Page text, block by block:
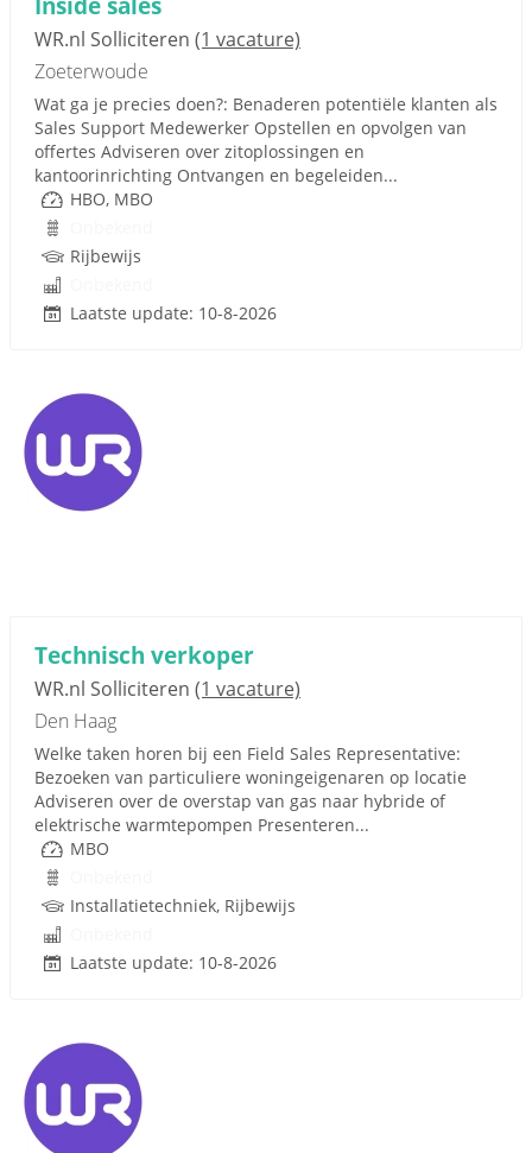
WR.nl Solliciteren (1 vacature)
Zoeterwoude
Wat ga je precies doen?: Benaderen potentiële klanten als
Sales Support Medewerker Opstellen en opvolgen van
offertes Adviseren over zitoplossingen en
kantoorinrichting Ontvangen en begeleiden...
HBO, MBO
Rijbewijs
Laatste update: 10-8-2026
Technisch verkoper
WR.nl Solliciteren (1 vacature)
Den Haag
Welke taken horen bij een Field Sales Representative:
Bezoeken van particuliere woningeigenaren op locatie
Adviseren over de overstap van gas naar hybride of
elektrische warmtepompen Presenteren...
MBO
Installatietechniek, Rijbewijs
Laatste update: 10-8-2026